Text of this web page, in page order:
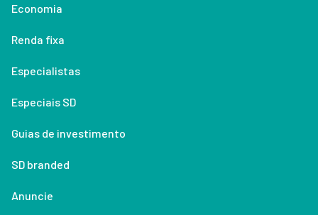
Economia
Renda fixa
Especialistas
Especiais SD
Guias de investimento
SD branded
Anuncie